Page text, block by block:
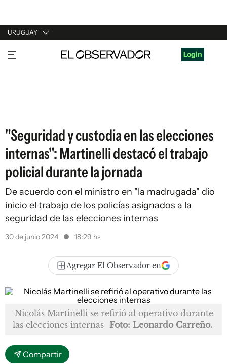
URUGUAY
URUGUAY
ARGENTINA
Login
"Seguridad y custodia en las elecciones
internas": Martinelli destacó el trabajo
policial durante la jornada
De acuerdo con el ministro en "la madrugada" dio
inicio el trabajo de los policías asignados a la
seguridad de las elecciones internas
30 de junio 2024 18:29 hs
Agregar El Observador en
Nicolás Martinelli se refirió al operativo durante
las elecciones internas Foto: Leonardo Carreño.
Compartir